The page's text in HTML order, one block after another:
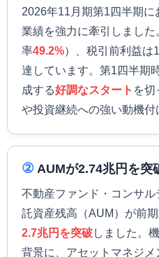
2026年11月期第1四半期
業績を強力に牽引しまし
率49.2%）、税引前利益は
達しています。第1四半期
成する好調なスタート を切
や投資継続への強い動機付
② AUMが2.74兆円を突
不動産ファンド・コンサ
託資産残高（AUM）が前
2.7兆円を突破しました。
背景に、アセットマネジ